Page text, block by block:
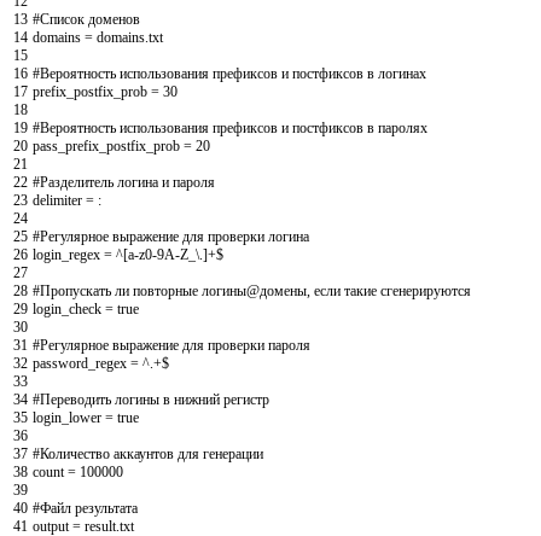
13
14
15
16
17
18
19
20
21
22
23
24
25
26
27
28
29
30
31
32
33
34
35
36
37
38
39
40
41
#Список доменов
domains = domains.txt
#Вероятность использования префиксов и постфиксов в логинах
prefix_postfix_prob = 30
#Вероятность использования префиксов и постфиксов в паролях
pass_prefix_postfix_prob = 20
#Разделитель логина и пароля
delimiter = :
#Регулярное выражение для проверки логина
login_regex = ^[a-z0-9A-Z_\.]+$
#Пропускать ли повторные логины@домены, если такие сгенерируются
login_check = true
#Регулярное выражение для проверки пароля
password_regex = ^.+$
#Переводить логины в нижний регистр
login_lower = true
#Количество аккаунтов для генерации
count = 100000
#Файл результата
output = result.txt